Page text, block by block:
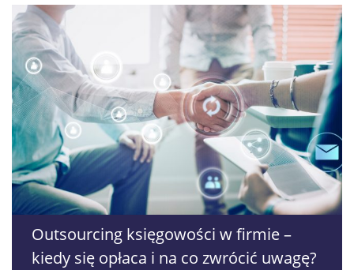
Outsourcing księgowości w firmie –
kiedy się opłaca i na co zwrócić uwagę?